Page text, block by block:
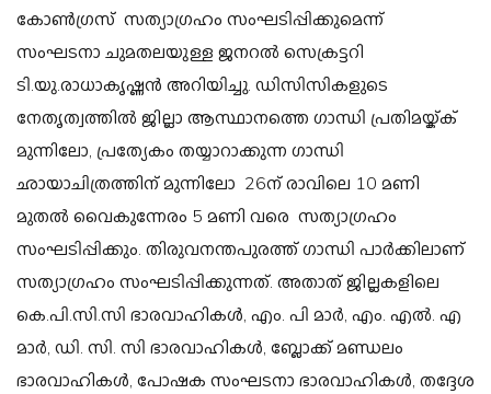
കോണ്‍ഗ്രസ് സത്യാഗ്രഹം സംഘടിപ്പിക്കുമെന്ന്
സംഘടനാ ചുമതലയുള്ള ജനറല്‍ സെക്രട്ടറി
ടി.യു.രാധാകൃഷ്ണന്‍ അറിയിച്ചു. ഡിസിസികളുടെ
നേതൃത്വത്തില്‍ ജില്ലാ ആസ്ഥാനത്തെ ഗാന്ധി പ്രതിമയ്ക്ക്
മുന്നിലോ, പ്രത്യേകം തയ്യാറാക്കുന്ന ഗാന്ധി
ഛായാചിത്രത്തിന് മുന്നിലോ 26ന് രാവിലെ 10 മണി
മുതല്‍ വെെകുന്നേരം 5 മണി വരെ സത്യാഗ്രഹം
സംഘടിപ്പിക്കും. തിരുവനന്തപുരത്ത് ഗാന്ധി പാര്‍ക്കിലാണ്
സത്യാഗ്രഹം സംഘടിപ്പിക്കുന്നത്. അതാത് ജില്ലകളിലെ
കെ.പി.സി.സി ഭാരവാഹികള്‍, എം. പി മാര്‍, എം. എല്‍. എ
മാര്‍, ഡി. സി. സി ഭാരവാഹികള്‍, ബ്ലോക്ക് മണ്ഡലം
ഭാരവാഹികള്‍, പോഷക സംഘടനാ ഭാരവാഹികള്‍, തദ്ദേശ